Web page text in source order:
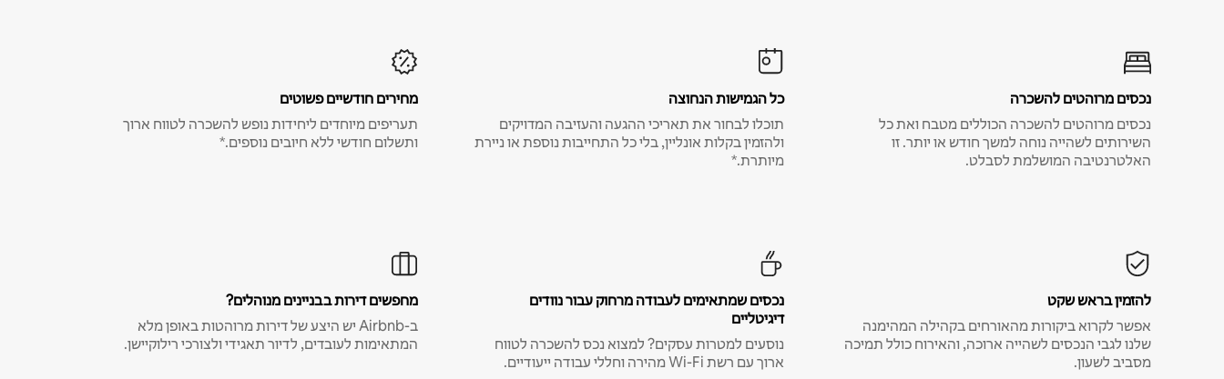
נכסים מרוהטים להשכרה
נכסים מרוהטים להשכרה הכוללים מטבח ואת כל
השירותים לשהייה נוחה למשך חודש או יותר. זו
האלטרנטיבה המושלמת לסבלט.
כל הגמישות הנחוצה
תוכלו לבחור את תאריכי ההגעה והעזיבה המדויקים
ולהזמין בקלות אונליין, בלי כל התחייבות נוספת או ניירת
מיותרת.*
מחירים חודשיים פשוטים
תעריפים מיוחדים ליחידות נופש להשכרה לטווח ארוך
ותשלום חודשי ללא חיובים נוספים.*
להזמין בראש שקט
אפשר לקרוא ביקורות מהאורחים בקהילה המהימנה
שלנו לגבי הנכסים לשהייה ארוכה, והאירוח כולל תמיכה
מסביב לשעון.
נכסים שמתאימים לעבודה מרחוק עבור נוודים
דיגיטליים
נוסעים למטרות עסקים? למצוא נכס להשכרה לטווח
ארוך עם רשת Wi-Fi מהירה וחללי עבודה ייעודיים.
מחפשים דירות בבניינים מנוהלים?
ב-Airbnb יש היצע של דירות מרוהטות באופן מלא
המתאימות לעובדים, לדיור תאגידי ולצורכי רילוקיישן.